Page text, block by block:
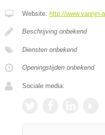
Website: http://www.vanrijn-
Beschrijving onbekend
Diensten onbekend
Openingstijden onbekend
Sociale media: